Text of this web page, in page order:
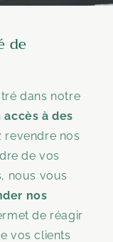
de
dans notre
accès à des
revendre nos
de vos
nous vous
nos
de réagir
vos clients